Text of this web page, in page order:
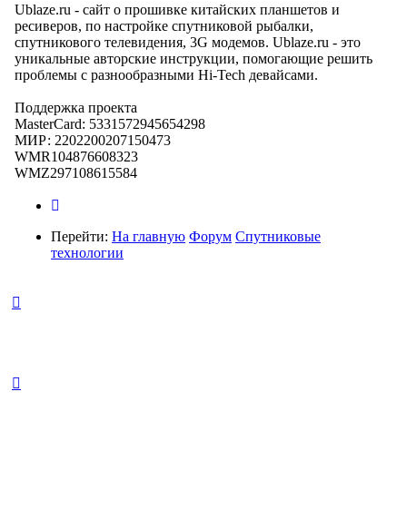
Ublaze.ru - сайт о прошивке китайских планшетов и
ресиверов, по настройке спутниковой рыбалки,
спутникового телевидения, 3G модемов. Ublaze.ru - это
уникальные авторские инструкции, помогающие решить
проблемы с разнообразными Hi-Tech девайсами.
Поддержка проекта
MasterCard: 5331572945654298
МИР: 2202200207150473
WMR104876608323
WMZ297108615584
Перейти: На главную Форум Спутниковые
технологии